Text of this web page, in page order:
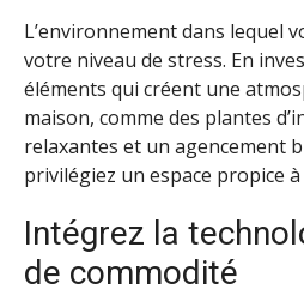
L’environnement dans lequel
votre niveau de stress. En
éléments qui créent une
maison, comme des plantes
relaxantes et un agencement
privilégiez un espace propice
Intégrez la
de commodité